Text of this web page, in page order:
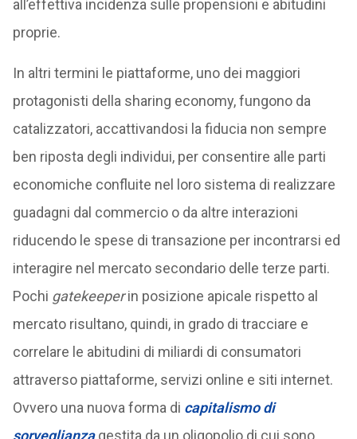
all’effettiva incidenza sulle propensioni e abitudini
proprie.
In altri termini le piattaforme, uno dei maggiori
protagonisti della sharing economy, fungono da
catalizzatori, accattivandosi la fiducia non sempre
ben riposta degli individui, per consentire alle parti
economiche confluite nel loro sistema di realizzare
guadagni dal commercio o da altre interazioni
riducendo le spese di transazione per incontrarsi ed
interagire nel mercato secondario delle terze parti.
Pochi gatekeeperin posizione apicale rispetto al
mercato risultano, quindi, in grado di tracciare e
correlare le abitudini di miliardi di consumatori
attraverso piattaforme, servizi online e siti internet.
Ovvero una nuova forma di capitalismo di
sorveglianzagestita da un oligopolio di cui sono